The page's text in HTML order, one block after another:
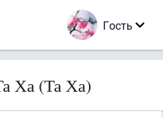
Гость
Ха (Та Ха)